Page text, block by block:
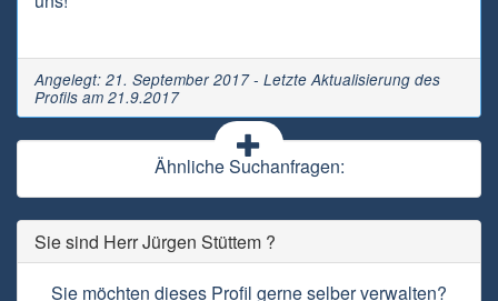
Angelegt: 21. September 2017 - Letzte Aktualisierung des
Profils am 21.9.2017
Ähnliche Suchanfragen:
Sie sind Herr Jürgen Stüttem ?
Sie möchten dieses Profil gerne selber verwalten?